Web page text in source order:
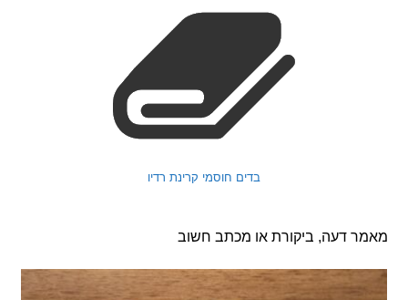
בדים חוסמי קרינת רדיו
דעה, ביקורת או מכתב חשוב